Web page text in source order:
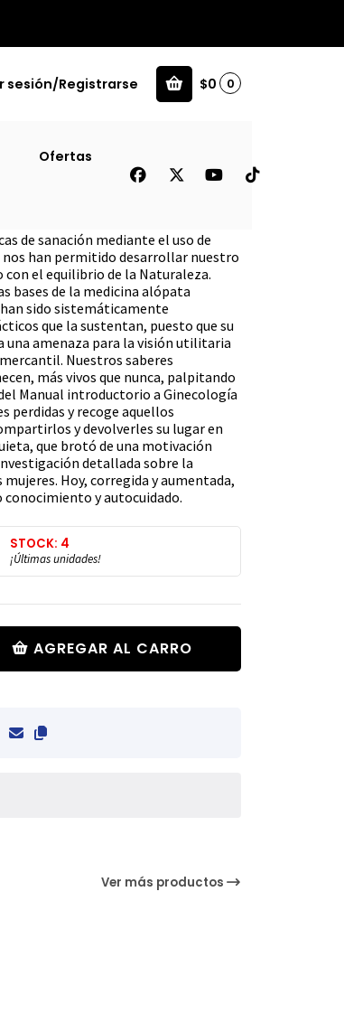
sesión/Registrarse $0 0
Ofertas
de sanación mediante el uso de
han permitido desarrollar nuestro
el equilibrio de la Naturaleza.
bases de la medicina alópata
sido sistemáticamente
que la sustentan, puesto que su
amenaza para la visión utilitaria
Nuestros saberes
más vivos que nunca, palpitando
Manual introductorio a Ginecología
perdidas y recoge aquellos
y devolverles su lugar en
que brotó de una motivación
detallada sobre la
Hoy, corregida y aumentada,
conocimiento y autocuidado.
STOCK: 4
¡Últimas unidades!
AGREGAR AL CARRO
Ver más productos